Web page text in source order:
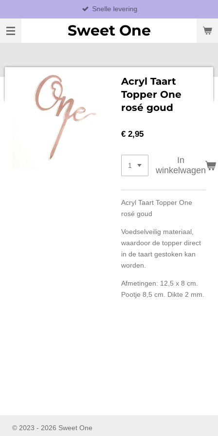
direct
naar
Sweet One
Snelle levering
Acryl Taart
Topper One
rosé goud
€ 2,95
In
winkelwagen
Acryl Taart Topper One
rosé goud
Voedselveilig materiaal,
waardoor de topper direct
in de taart gestoken kan
worden.
Afmetingen: 12,5 x 8 cm.
Pootje 8,5 cm. Dikte 2 mm.
© 2023 - 2026 Sweet One